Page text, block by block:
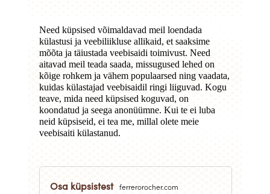
Need küpsised võimaldavad meil loendada
külastusi ja veebiliikluse allikaid, et saaksime
mõõta ja täiustada veebisaidi toimivust. Need
aitavad meil teada saada, missugused lehed on
kõige rohkem ja vähem populaarsed ning vaadata,
kuidas külastajad veebisaidil ringi liiguvad. Kogu
teave, mida need küpsised koguvad, on
koondatud ja seega anonüümne. Kui te ei luba
neid küpsiseid, ei tea me, millal olete meie
veebisaiti külastanud.
mõõtmise
ferrerorocher.com